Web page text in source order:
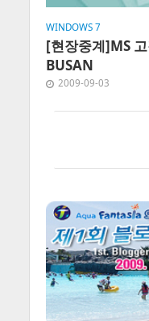
WINDOWS 7
[현장중계]MS
BUSAN
2009-09-03